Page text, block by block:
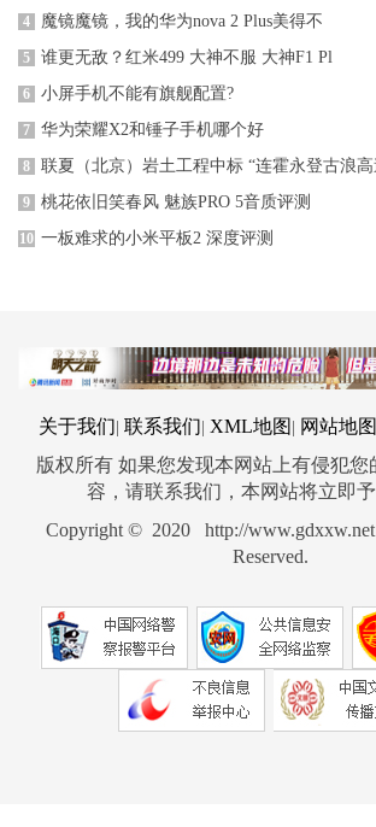
4 魔镜魔镜，我的华为nova 2 Plus美得不
5 谁更无敌？红米499 大神不服 大神F1 Pl
6 小屏手机不能有旗舰配置?
7 华为荣耀X2和锤子手机哪个好
8 联夏（北京）岩土工程中标 “连霍永登古浪
9 桃花依旧笑春风 魅族PRO 5音质评测
10 一板难求的小米平板2 深度评测
关于我们| 联系我们| XML地图 | 网站地图
版权所有 如果您发现本网站上有侵犯您
容，请联系我们，本网站将立即予
Copyright © 2020 http://
Reserved.